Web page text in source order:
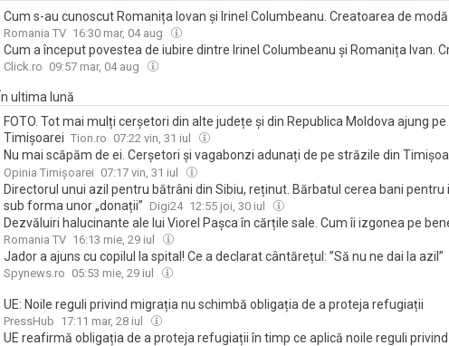
Cum s-au cunoscut Romanița Iovan și Irinel Columbeanu. Creatoarea de
continuare pe fostul iubit aflat la azil: „S-au legat treptat lucrurile”
Romania TV 16:30 mar, 04 aug
Cum a început povestea de iubire dintre Irinel Columbeanu și Romanița Ivan.
de modă, sprijin pentru el în azil: „Îl ajut, este o normalitate”
Click.ro 09:57 mar, 04 aug
În ultima lună
FOTO. Tot mai mulți cerșetori din alte județe și din Republica Moldova ajung
Timișoarei Tion.ro 07:22 vin, 31 iul
Nu mai scăpăm de ei. Cerșetori și vagabonzi adunați de pe străzile din
‘plimbați’ de peste 1400 de ori la centrele sociale
Opinia Timișoarei 07:17 vin, 31 iul
Directorul unui azil pentru bătrâni din Sibiu, reținut. Bărbatul cerea bani pentru
sub forma unor „donații” Digi24 12:55 joi, 30 iul
Dezvăluiri halucinante ale lui Viorel Pașca în cărțile sale. Cum îi izgonea pe
considerați vindecați din azil: „Ştiu că nu e tocmai în regulă ce-am făcut, dar era
să eliberăm câteva paturi”. Povestea tulburătoare a lui Petrică, pacientul
repetate rânduri, care revenea la Dumbrava mergând zeci de kilometri pe jos
Romania TV 16:13 mie, 29 iul
Jador a ajuns cu copilul la spital! Ce a declarat cântărețul: ”Să nu ne dai la azil”
Spynews.ro 05:53 mie, 29 iul
UE: Noile reguli privind migrația nu schimbă obligația de a proteja refugiații
PressHub 17:11 mar, 28 iul
UE reafirmă obligația de a proteja refugiații în timp ce aplică noile reguli